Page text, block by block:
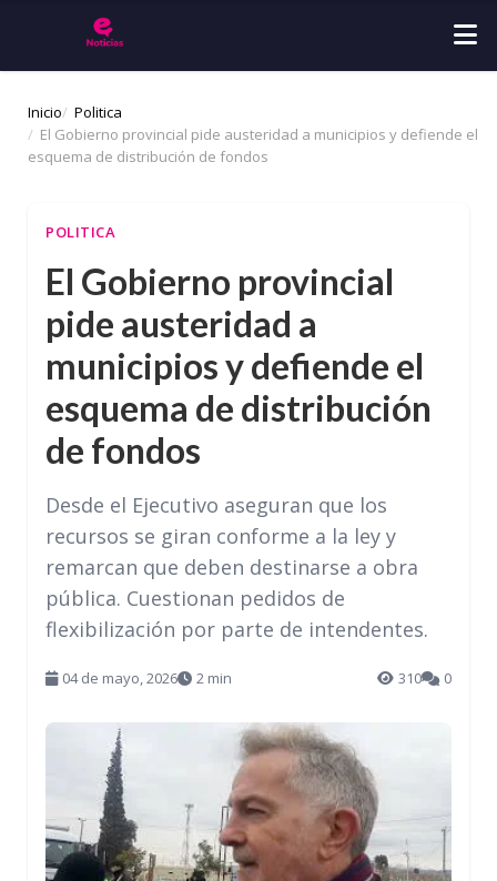
Inicio
Politica
El Gobierno provincial pide austeridad a municipios y defiende el
esquema de distribución de fondos
POLITICA
El Gobierno provincial
pide austeridad a
municipios y defiende el
esquema de distribución
de fondos
Desde el Ejecutivo aseguran que los
recursos se giran conforme a la ley y
remarcan que deben destinarse a obra
pública. Cuestionan pedidos de
flexibilización por parte de intendentes.
04 de mayo, 2026 2 min 310 0